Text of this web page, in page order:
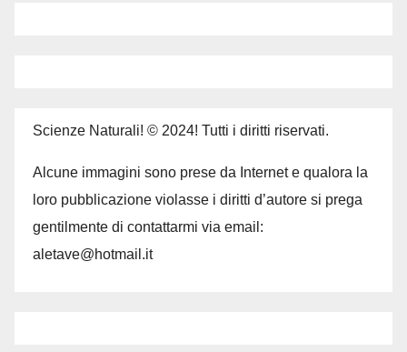
Scienze Naturali! © 2024! Tutti i diritti riservati.
Alcune immagini sono prese da Internet e qualora la
loro pubblicazione violasse i diritti d’autore si prega
gentilmente di contattarmi via email:
aletave@hotmail.it